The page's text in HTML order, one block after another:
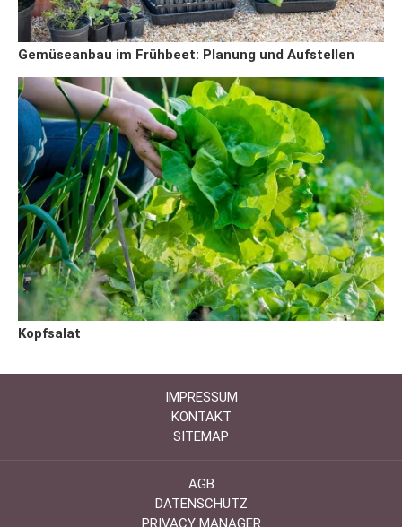
Gemüseanbau im Frühbeet: Planung und Aufstellen
Kopfsalat
IMPRESSUM
KONTAKT
SITEMAP
AGB
DATENSCHUTZ
PRIVACY MANAGER